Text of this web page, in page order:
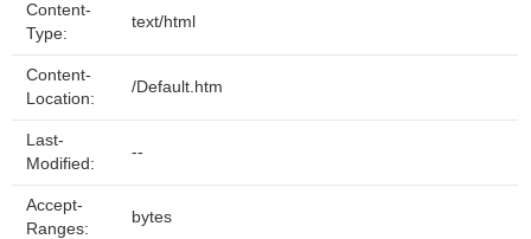
Content-
Type:
text/html
Content-
Location:
/Default.htm
Last-
Modified:
--
Accept-
Ranges:
bytes